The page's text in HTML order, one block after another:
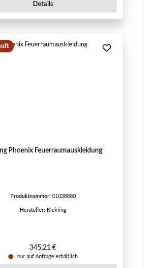
Details
Phoenix Feuerraumauskleidung
Produktnummer: 01038880
Hersteller: Kleining
Regulärer Preis:
345,21 €
nur auf Anfrage erhältlich